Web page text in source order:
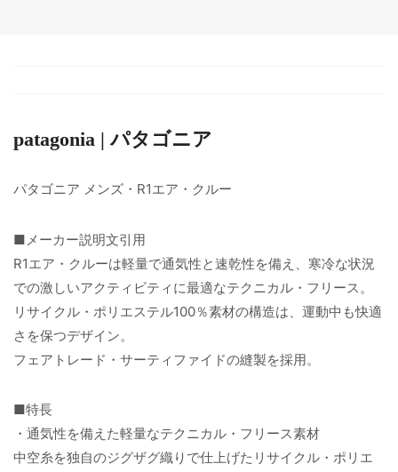
patagonia | パタゴニア
パタゴニア メンズ・R1エア・クルー
■メーカー説明文引用
R1エア・クルーは軽量で通気性と速乾性を備え、寒冷な状況
での激しいアクティビティに最適なテクニカル・フリース。
リサイクル・ポリエステル100％素材の構造は、運動中も快適
さを保つデザイン。
フェアトレード・サーティファイドの縫製を採用。
■特長
・通気性を備えた軽量なテクニカル・フリース素材
中空糸を独自のジグザグ織りで仕上げたリサイクル・ポリエ